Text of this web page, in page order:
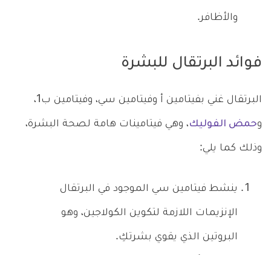
والأظافر.
فوائد البرتقال للبشرة
البرتقال غني بفيتامين أ وفيتامين سي، وفيتامين ب1،
وحمض الفوليك، وهي فيتامينات هامة لصحة البشرة،
وذلك كما يلي:
ينشط فيتامين سي الموجود في البرتقال
الإنزيمات اللازمة لتكوين الكولاجين، وهو
البروتين الذي يقوي بشرتكِ.